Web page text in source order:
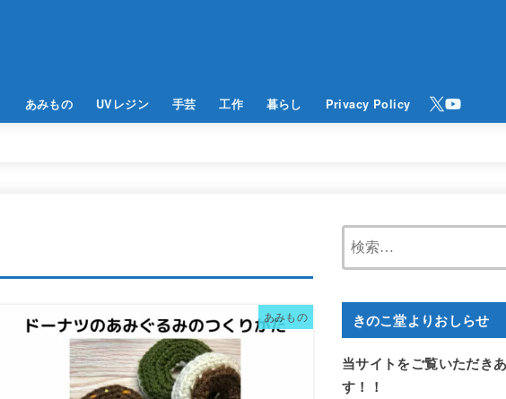
あみもの UVレジン 手芸 工作 暮らし Privacy Policy
あみもの きのこ堂よりおしらせ
当サイトをご覧いただき
す！！